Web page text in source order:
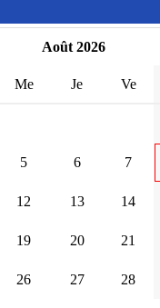
Août 2026
Me Je Ve
5 6 7
12 13 14
19 20 21
26 27 28